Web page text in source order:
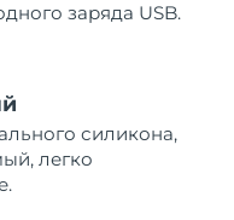
заряда USB.
силикона,
легко